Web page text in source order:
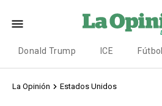
Donald Trump ICE Fútbol
La Opinión Estados Unidos